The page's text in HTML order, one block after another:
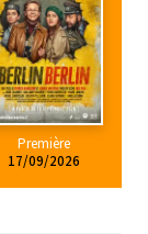
Première
17/09/2026